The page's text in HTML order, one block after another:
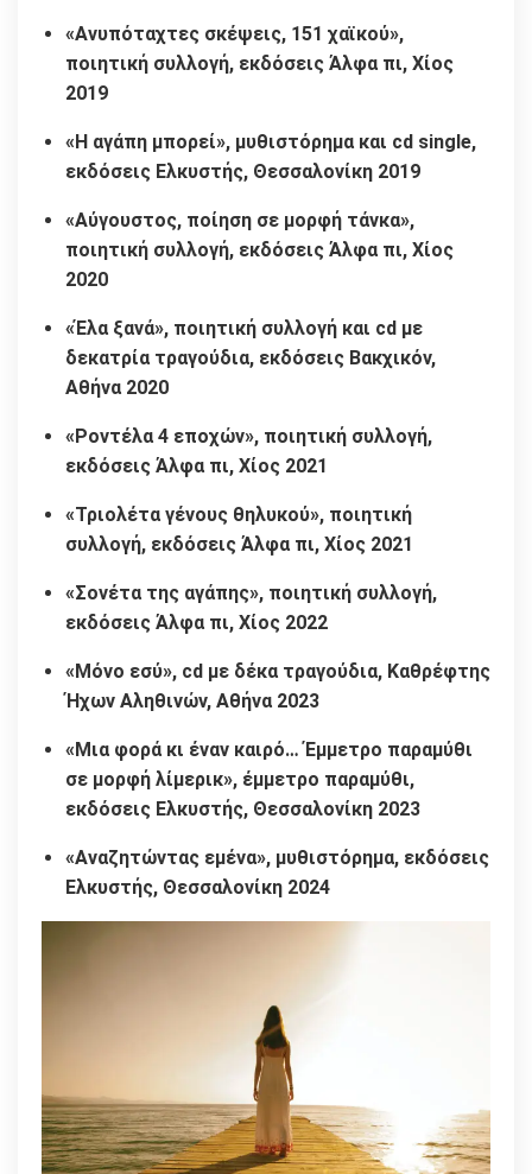
«Ανυπόταχτες σκέψεις, 151 χαϊκού»,
ποιητική συλλογή, εκδόσεις Άλφα πι, Χίος
2019
«Η αγάπη μπορεί», μυθιστόρημα και cd single,
εκδόσεις Ελκυστής, Θεσσαλονίκη 2019
«Αύγουστος, ποίηση σε μορφή τάνκα»,
ποιητική συλλογή, εκδόσεις Άλφα πι, Χίος
2020
«Έλα ξανά», ποιητική συλλογή και cd με
δεκατρία τραγούδια, εκδόσεις Βακχικόν,
Αθήνα 2020
«Ροντέλα 4 εποχών», ποιητική συλλογή,
εκδόσεις Άλφα πι, Χίος 2021
«Τριολέτα γένους θηλυκού», ποιητική
συλλογή, εκδόσεις Άλφα πι, Χίος 2021
«Σονέτα της αγάπης», ποιητική συλλογή,
εκδόσεις Άλφα πι, Χίος 2022
«Μόνο εσύ», cd με δέκα τραγούδια, Καθρέφτης
Ήχων Αληθινών, Αθήνα 2023
«Μια φορά κι έναν καιρό… Έμμετρο παραμύθι
σε μορφή λίμερικ», έμμετρο παραμύθι,
εκδόσεις Ελκυστής, Θεσσαλονίκη 2023
«Αναζητώντας εμένα», μυθιστόρημα, εκδόσεις
Ελκυστής, Θεσσαλονίκη 2024